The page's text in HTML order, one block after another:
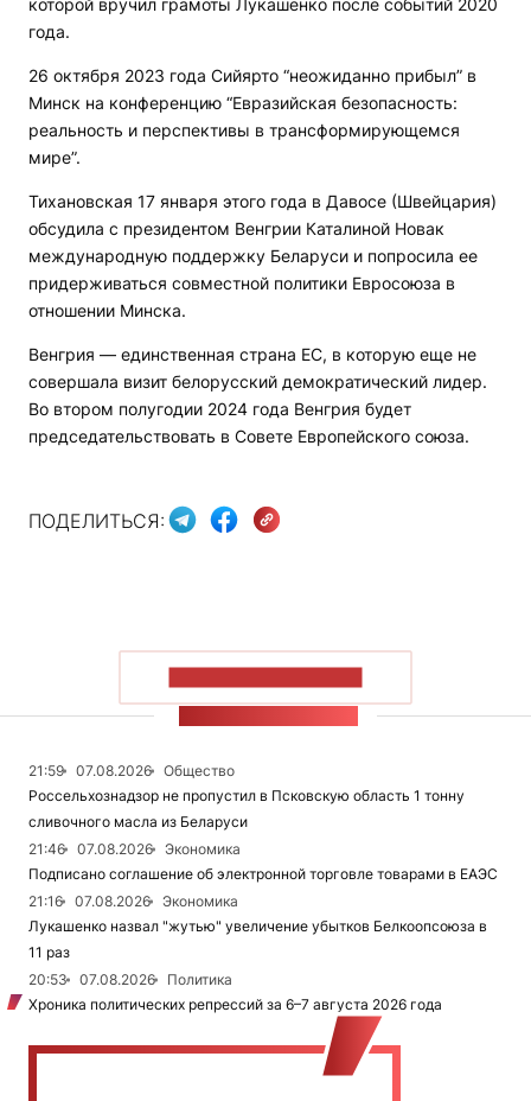
которой вручил грамоты Лукашенко после событий 2020
года.
26 октября 2023 года Сийярто “неожиданно прибыл” в
Минск на конференцию “Евразийская безопасность:
реальность и перспективы в трансформирующемся
мире”.
Тихановская 17 января этого года в Давосе (Швейцария)
обсудила с президентом Венгрии Каталиной Новак
международную поддержку Беларуси и попросила ее
придерживаться совместной политики Евросоюза в
отношении Минска.
Венгрия — единственная страна ЕС, в которую еще не
совершала визит белорусский демократический лидер.
Во втором полугодии 2024 года Венгрия будет
председательствовать в Совете Европейского союза.
ПОДЕЛИТЬСЯ:
21:59 07.08.2026
Общество
Россельхознадзор не пропустил в Псковскую область 1 тонну
сливочного масла из Беларуси
21:46
07.08.2026
Экономика
Подписано соглашение об электронной торговле товарами в ЕАЭС
21:16
07.08.2026
Экономика
Лукашенко назвал "жутью" увеличение убытков Белкоопсоюза в
11 раз
20:53
07.08.2026
Политика
Хроника политических репрессий за 6–7 августа 2026 года